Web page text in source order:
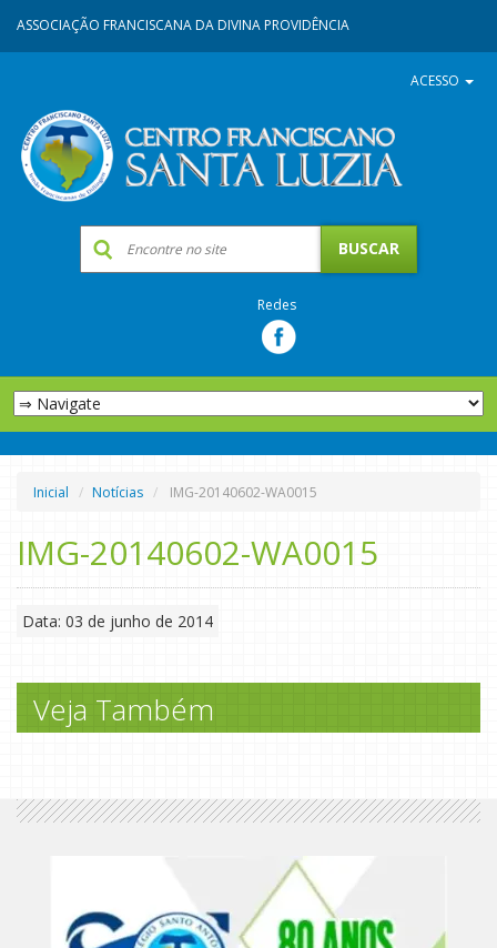
ASSOCIAÇÃO FRANCISCANA DA DIVINA PROVIDÊNCIA
ACESSO
Redes
Inicial Notícias IMG-20140602-WA0015
IMG-20140602-WA0015
Data: 03 de junho de 2014
Veja Também